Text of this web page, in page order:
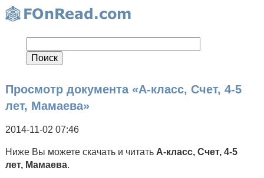
Просмотр документа «А-класс, Счет, 4-5
лет, Мамаева»
2014-11-02 07:46
Ниже Вы можете скачать и читать А-класс, Счет, 4-5
лет, Мамаева.